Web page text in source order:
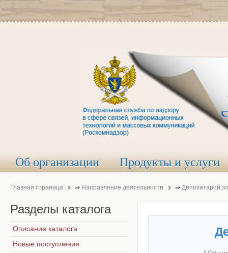
Об организации Продукты и услуги
Главная страница ⇒ Направление деятельности ⇒ Депозитарий
Разделы каталога
Описание каталога
Новые поступления